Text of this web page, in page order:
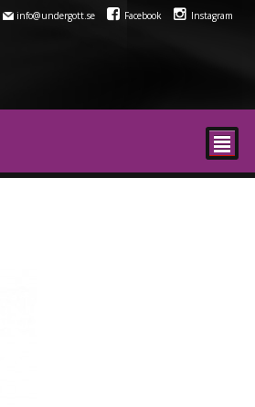
info@undergott.se Facebook Instagram
²